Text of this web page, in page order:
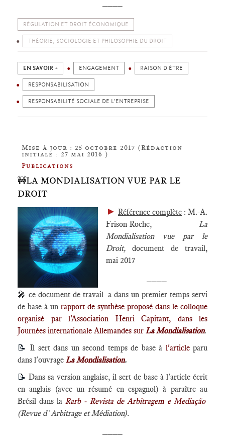
RÉGULATION ET DROIT ÉCONOMIQUE
THÉORIE, SOCIOLOGIE ET PHILOSOPHIE DU DROIT
EN SAVOIR + ENGAGEMENT RAISON D'ÊTRE
RESPONSABILISATION
RESPONSABILITÉ SOCIALE DE L'ENTREPRISE
Mise à jour : 25 octobre 2017 (Rédaction
initiale : 27 mai 2016 )
Publications
🚧LA MONDIALISATION VUE PAR LE
DROIT
► Référence complète : M.-A.
Frison-Roche, La
Mondialisation vue par le
Droit, document de travail,
mai 2017
🎤 ce document de travail a dans un premier temps servi
de base à un rapport de synthèse proposé dans le colloque
organisé par l'Association Henri Capitant, dans les
Journées internationale Allemandes sur La Mondialisation.
📝 Il sert dans un second temps de base à l'articleparu
dans l'ouvrage La Mondialisation.
📝 Dans sa version anglaise, il sert de base à l'article écrit
en anglais (avec un résumé en espagnol) à paraître au
Brésil dans laRarb - Revista de Arbitragem e Mediação
(Revue d`Arbitrage et Médiation).